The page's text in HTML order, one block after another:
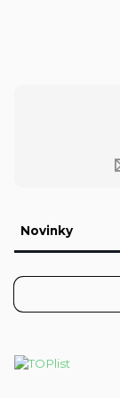
Novinky